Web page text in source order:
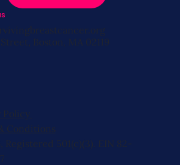
Policy
Conditions
501(c)(3). EIN 82-
Boston, MA 02119